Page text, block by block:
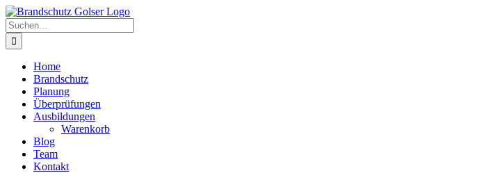
Skip
to
content
Suche
nach:
Home
Brandschutz
Planung
Überprüfungen
Ausbildungen
Warenkorb
Blog
Team
Kontakt